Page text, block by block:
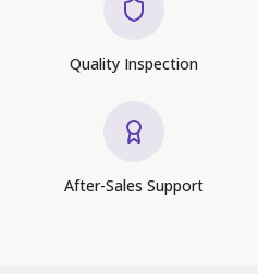
Quality Inspection
After-Sales Support